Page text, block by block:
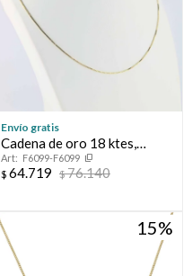
Envío gratis
Cadena de oro 18 ktes,
GRUMETTE.
F6099-F6099
$ 64.719 $76.140
15